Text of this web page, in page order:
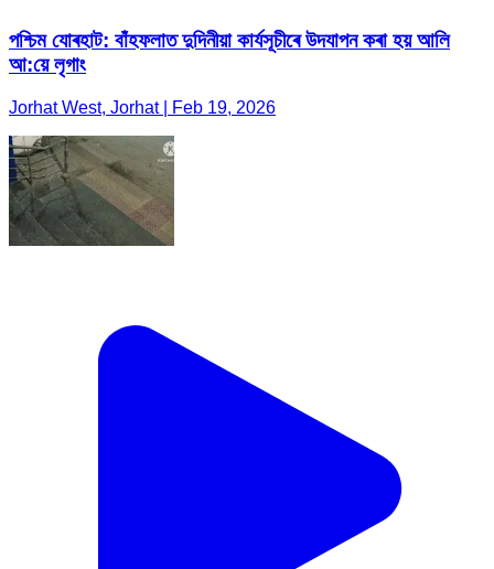
পশ্চিম যোৰহাট: বাঁহফলাত দুদিনীয়া কাৰ্যসূচীৰে উদযাপন কৰা হয় আলি
আ:য়ে লৃগাং
Jorhat West, Jorhat | Feb 19, 2026